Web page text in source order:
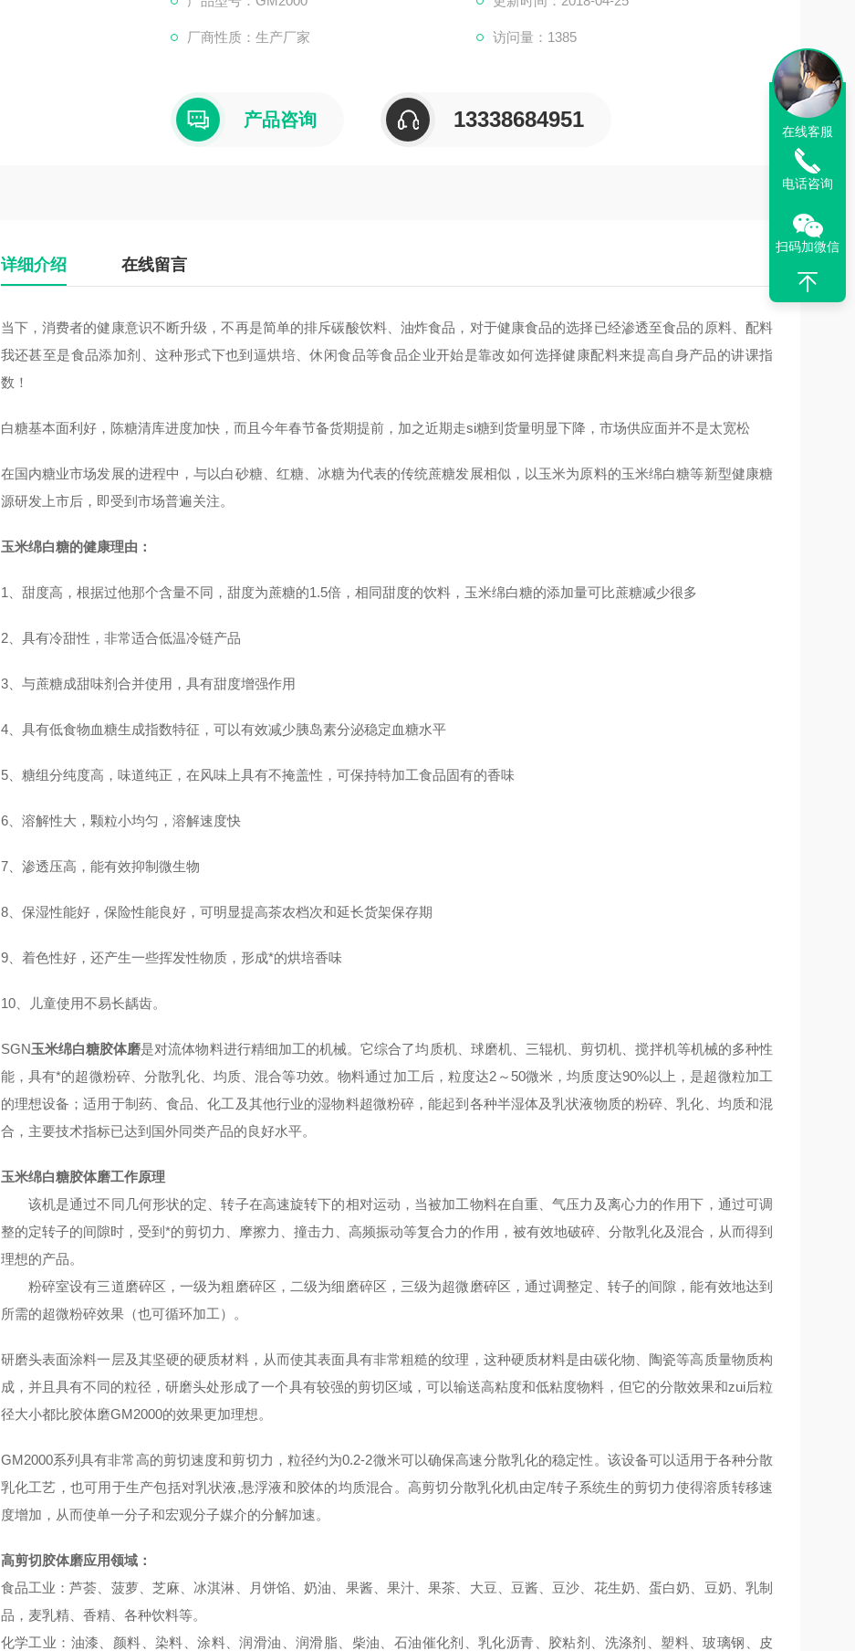
厂商性质：生产厂家 访问量：1385
产品咨询 13338684951
详细介绍 在线留言
当下，消费者的健康意识不断升级，不再是简单的排斥碳酸饮料、油炸食品，对于健康食品的选择已经渗透至食品的原料、配料
我还甚至是食品添加剂、这种形式下也到逼烘培、休闲食品等食品企业开始是靠改如何选择健康配料来提高自身产品的讲课指
数！
白糖基本面利好，陈糖清库进度加快，而且今年春节备货期提前，加之近期走si糖到货量明显下降，市场供应面并不是太宽松
在国内糖业市场发展的进程中，与以白砂糖、红糖、冰糖为代表的传统蔗糖发展相似，以玉米为原料的玉米绵白糖等新型健康糖
源研发上市后，即受到市场普遍关注。
玉米绵白糖的健康理由：
1、甜度高，根据过他那个含量不同，甜度为蔗糖的1.5倍，相同甜度的饮料，玉米绵白糖的添加量可比蔗糖减少很多
2、具有冷甜性，非常适合低温冷链产品
3、与蔗糖成甜味剂合并使用，具有甜度增强作用
4、具有低食物血糖生成指数特征，可以有效减少胰岛素分泌稳定血糖水平
5、糖组分纯度高，味道纯正，在风味上具有不掩盖性，可保持特加工食品固有的香味
6、溶解性大，颗粒小均匀，溶解速度快
7、渗透压高，能有效抑制微生物
8、保湿性能好，保险性能良好，可明显提高茶农档次和延长货架保存期
9、着色性好，还产生一些挥发性物质，形成*的烘培香味
10、儿童使用不易长龋齿。
SGN玉米绵白糖胶体磨是对流体物料进行精细加工的机械。它综合了均质机、球磨机、三辊机、剪切机、搅拌机等机械的多种性
能，具有*的超微粉碎、分散乳化、均质、混合等功效。物料通过加工后，粒度达2～50微米，均质度达90%以上，是超微粒加工
的理想设备；适用于制药、食品、化工及其他行业的湿物料超微粉碎，能起到各种半湿体及乳状液物质的粉碎、乳化、均质和混
合，主要技术指标已达到国外同类产品的良好水平。
玉米绵白糖胶体磨工作原理
该机是通过不同几何形状的定、转子在高速旋转下的相对运动，当被加工物料在自重、气压力及离心力的作用下，通过可调
整的定转子的间隙时，受到*的剪切力、摩擦力、撞击力、高频振动等复合力的作用，被有效地破碎、分散乳化及混合，从而得到
理想的产品。
粉碎室设有三道磨碎区，一级为粗磨碎区，二级为细磨碎区，三级为超微磨碎区，通过调整定、转子的间隙，能有效地达到
所需的超微粉碎效果（也可循环加工）。
研磨头表面涂料一层及其坚硬的硬质材料，从而使其表面具有非常粗糙的纹理，这种硬质材料是由碳化物、陶瓷等高质量物质构
成，并且具有不同的粒径，研磨头处形成了一个具有较强的剪切区域，可以输送高粘度和低粘度物料，但它的分散效果和zui后粒
径大小都比胶体磨GM2000的效果更加理想。
GM2000系列具有非常高的剪切速度和剪切力，粒径约为0.2-2微米可以确保高速分散乳化的稳定性。该设备可以适用于各种分散
乳化工艺，也可用于生产包括对乳状液,悬浮液和胶体的均质混合。高剪切分散乳化机由定/转子系统生的剪切力使得溶质转移速
度增加，从而使单一分子和宏观分子媒介的分解加速。
高剪切胶体磨应用领域：
食品工业：芦荟、菠萝、芝麻、冰淇淋、月饼馅、奶油、果酱、果汁、果茶、大豆、豆酱、豆沙、花生奶、蛋白奶、豆奶、乳制
品，麦乳精、香精、各种饮料等。
化学工业：油漆、颜料、染料、涂料、润滑油、润滑脂、柴油、石油催化剂、乳化沥青、胶粘剂、洗涤剂、塑料、玻璃钢、皮
在线客服
电话咨询
扫码加微信